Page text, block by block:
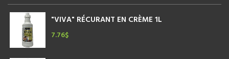
"VIVA" RÉCURANT EN CRÈME 1L
7.76$